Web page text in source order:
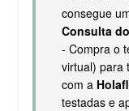
consegue
Consulta
- Compra o
virtual) para
com a
testadas e